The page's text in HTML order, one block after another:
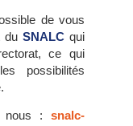
de vous
du SNALC qui
ce qui
possibilités
nous : snalc-